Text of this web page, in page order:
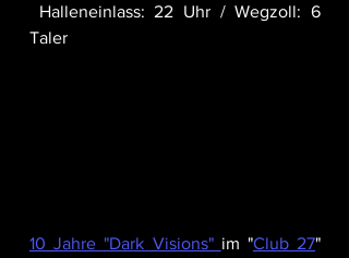
Taler
10 Jahre "Dark Visions" im "Club 27"